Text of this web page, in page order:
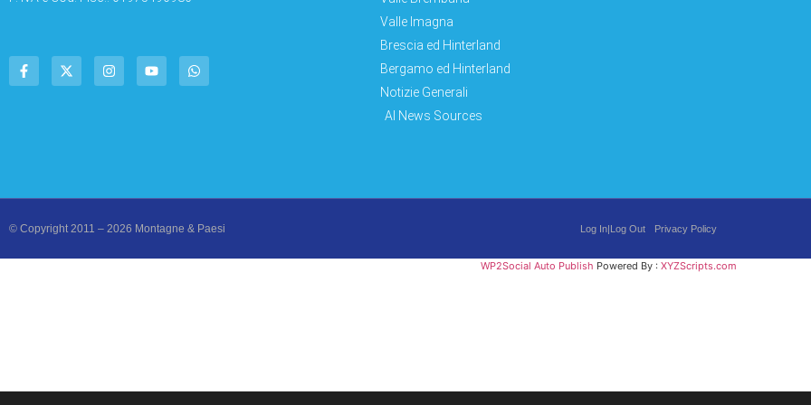
Valle Imagna
Brescia ed Hinterland
Bergamo ed Hinterland
Notizie Generali
AI News Sources
© Copyright 2011 – 2026 Montagne & Paesi Log In|Log Out Privacy Policy
WP2Social Auto Publish Powered By : XYZScripts.com